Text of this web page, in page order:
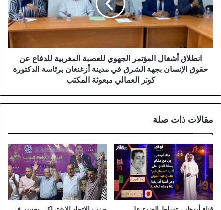
للعصبة
المغربية
للدفاع
عن
حقوق
الإنسان
بجهة
مدينة
برئاسة
العمالي
مبعوثة
المكتب
انطلاق أشغال المؤتمر الجهوي للعصبة المغربية للدفاع عن
حقوق الإنسان بجهة الشرق في مدينة أزغنغان برئاسة الدكتورة
كوثر العمالي مبعوثة المكتب
مقالات ذات صلة